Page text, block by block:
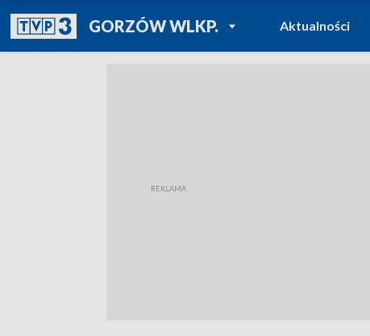
GORZÓW WLKP.POWRÓT DO
TVP REGIONY
Aktualności